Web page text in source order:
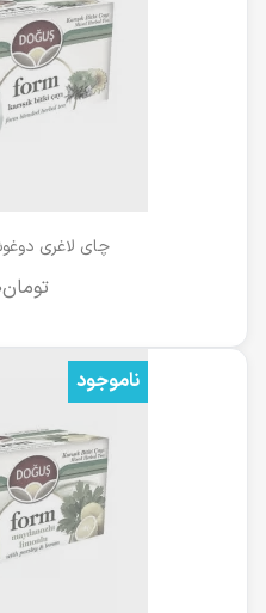
چای لاغری دوغوش
‎تومان55,000
ناموجود